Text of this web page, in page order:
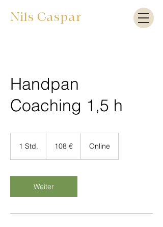
Nils Caspar
Handpan
Coaching 1,5 h
1 Std.
d
108 € Online
Weiter